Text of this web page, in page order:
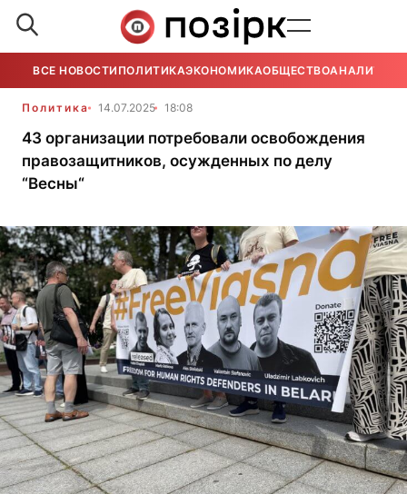
ВСЕ НОВОСТИ ПОЛИТИКАЭКОНОМИКАОБЩЕСТВОАНАЛИТИКА
Политика 14.07.2025 18:08
43 организации потребовали освобождения
правозащитников, осужденных по делу
“Весны“